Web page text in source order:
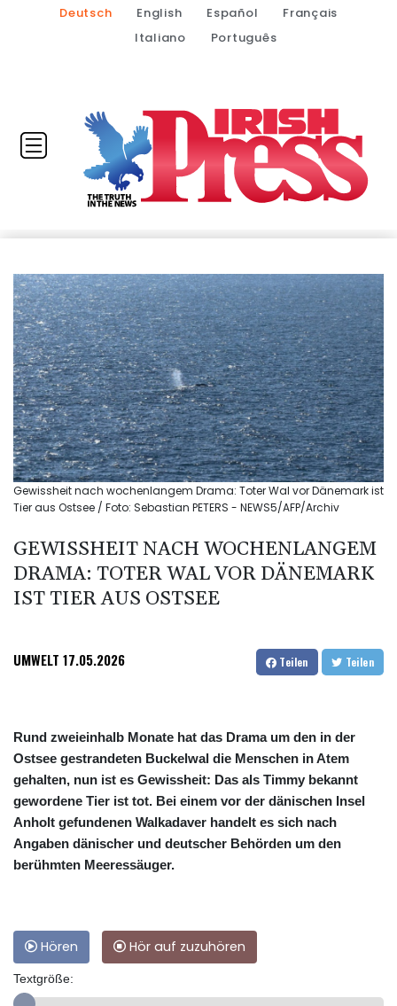
Deutsch English Español
Français
Italiano
Português
Gewissheit nach wochenlangem Drama: Toter Wal vor Dänemark ist
Tier aus Ostsee / Foto: Sebastian PETERS - NEWS5/AFP/Archiv
GEWISSHEIT NACH WOCHENLANGEM
DRAMA: TOTER WAL VOR DÄNEMARK
IST TIER AUS OSTSEE
UMWELT 17.05.2026 Teilen Teilen
Rund zweieinhalb Monate hat das Drama um den in der
Ostsee gestrandeten Buckelwal die Menschen in Atem
gehalten, nun ist es Gewissheit: Das als Timmy bekannt
gewordene Tier ist tot. Bei einem vor der dänischen Insel
Anholt gefundenen Walkadaver handelt es sich nach
Angaben dänischer und deutscher Behörden um den
berühmten Meeressäuger.
Hören Hör auf zuzuhören
Textgröße: